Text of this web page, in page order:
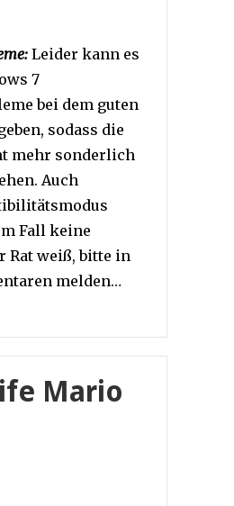
Leider kann es
7
bei dem guten
sodass die
mehr sonderlich
Auch
Fall keine
Rat weiß, bitte in
melden…
Mario